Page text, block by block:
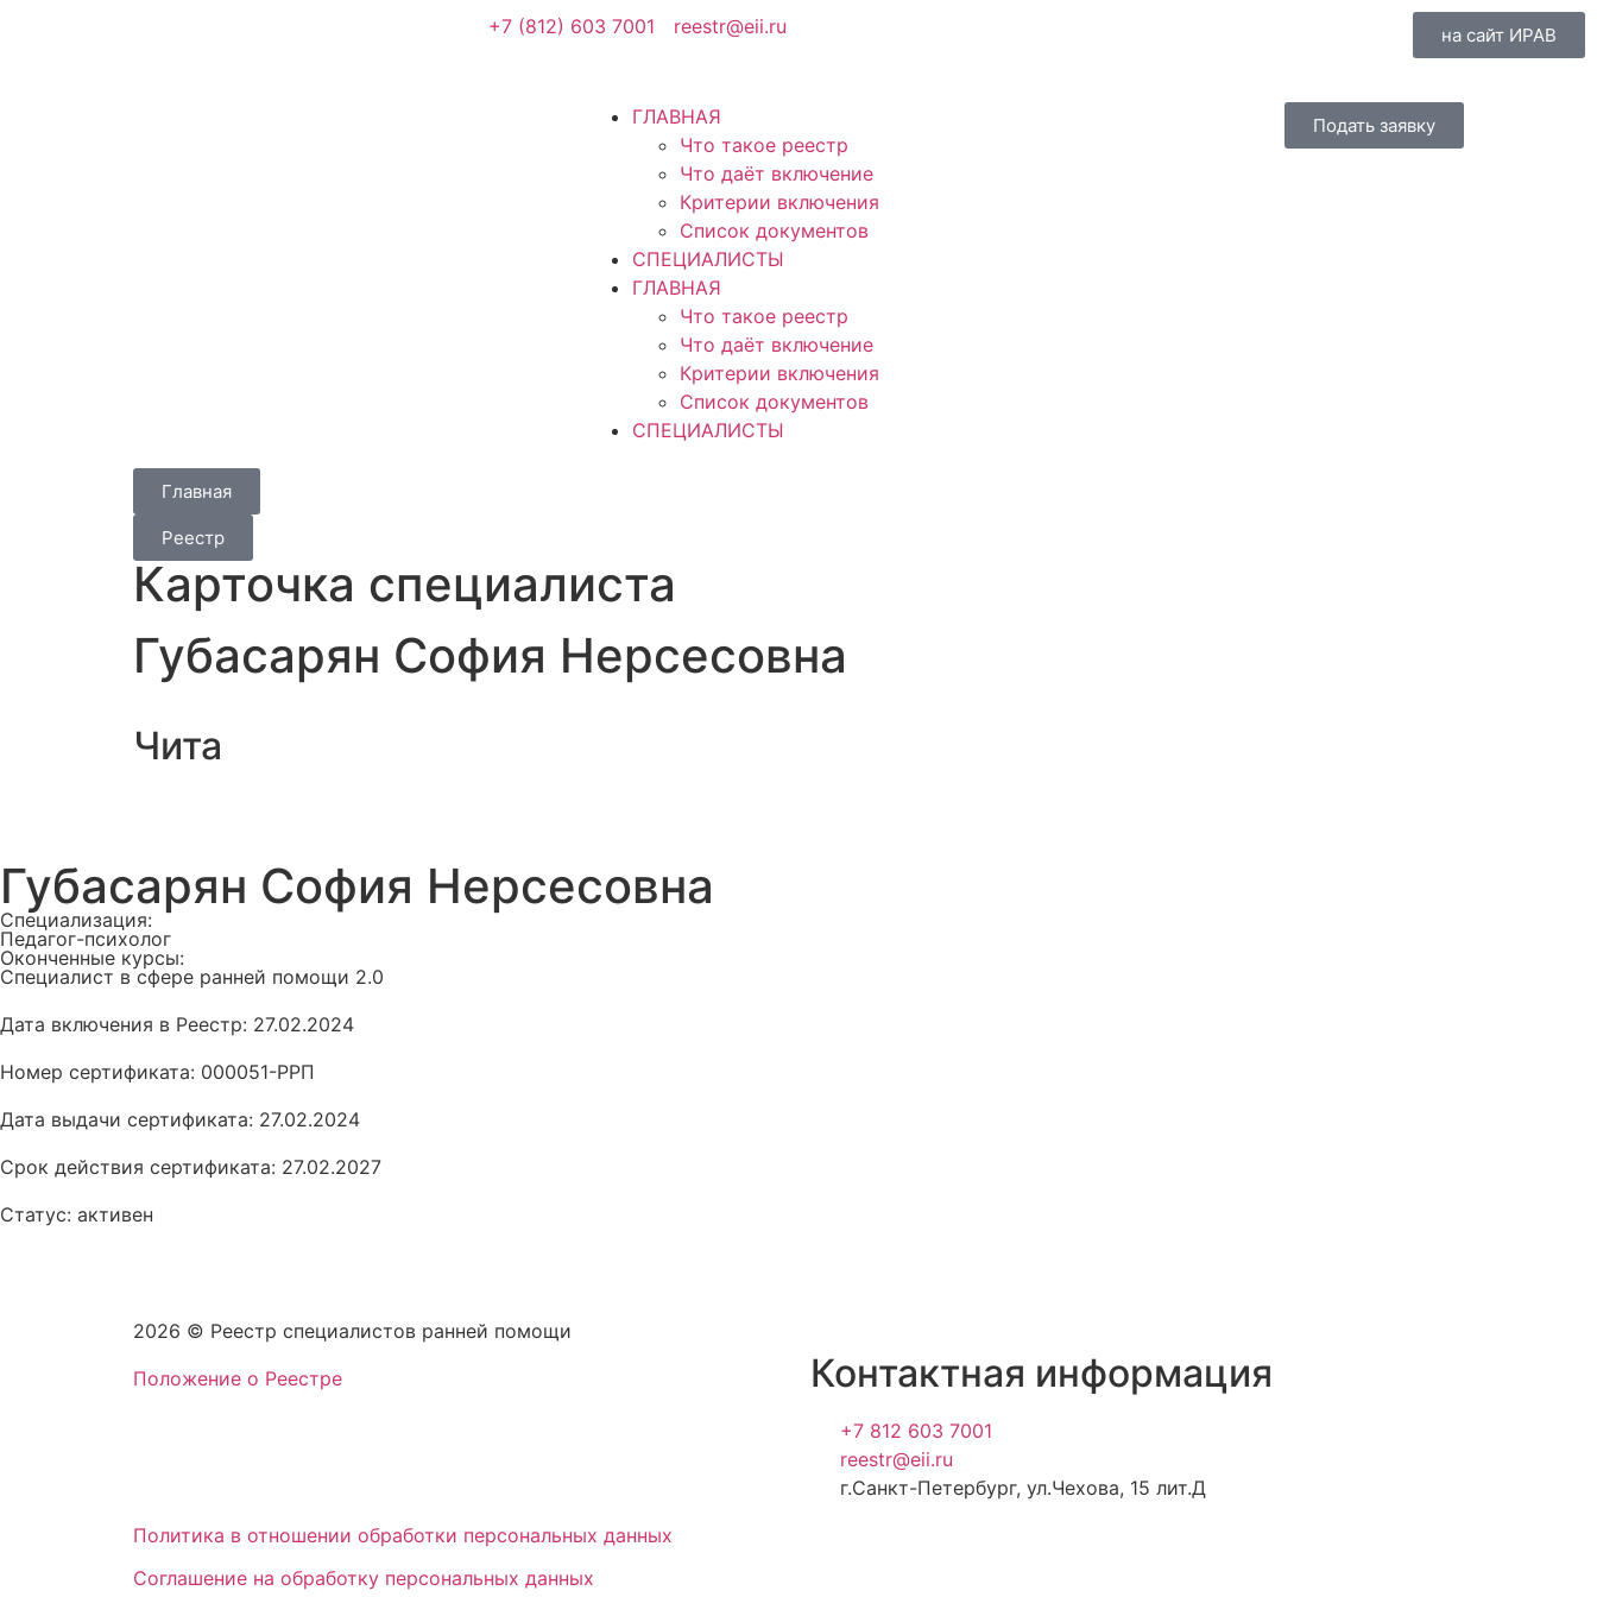
+7 (812) 603 7001 reestr@eii.ru на сайт ИРАВ
ГЛАВНАЯ
Что такое реестр
Что даёт включение
Критерии включения
Список документов
СПЕЦИАЛИСТЫ
ГЛАВНАЯ
Что такое реестр
Что даёт включение
Критерии включения
Список документов
СПЕЦИАЛИСТЫ
Подать заявку
Главная
Реестр
Карточка специалиста
Губасарян София Нерсесовна
Чита
Губасарян София Нерсесовна
Специализация:
Педагог-психолог
Оконченные курсы:
Специалист в сфере ранней помощи 2.0
Дата включения в Реестр: 27.02.2024
Номер сертификата: 000051-РРП
Дата выдачи сертификата: 27.02.2024
Срок действия сертификата: 27.02.2027
Статус: активен
2026 © Реестр специалистов ранней помощи
Положение о Реестре
Контактная информация
+7 812 603 7001
reestr@eii.ru
г.Санкт-Петербург, ул.Чехова, 15 лит.Д
Политика в отношении обработки персональных данных
Соглашение на обработку персональных данных